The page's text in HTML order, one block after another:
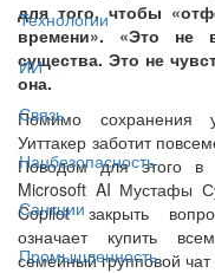
Технологии
ИИ
Связь
Нацбезопасность
Санкции
Промышленность
для того, чтобы
времени». «Это не
существа. Это не
она.
Помимо сохранения
Уиттакер заботит
Поводом для этого в
Microsoft AI Мустафы
Copilot закрыть
означает купить
семейный групповой